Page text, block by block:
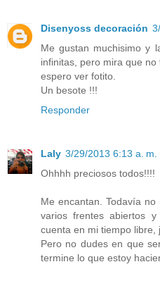
Disenyoss decoración
Me gustan muchisimo y
infinitas, pero mira que
espero ver fotito.
Un besote !!!
Responder
Laly 3/29/2013 6:13 a. m.
Ohhhh preciosos todos!!!!
Me encantan. Todavía
varios frentes abiertos
cuenta en mi tiempo libre,
Pero no dudes en que
termine lo que estoy